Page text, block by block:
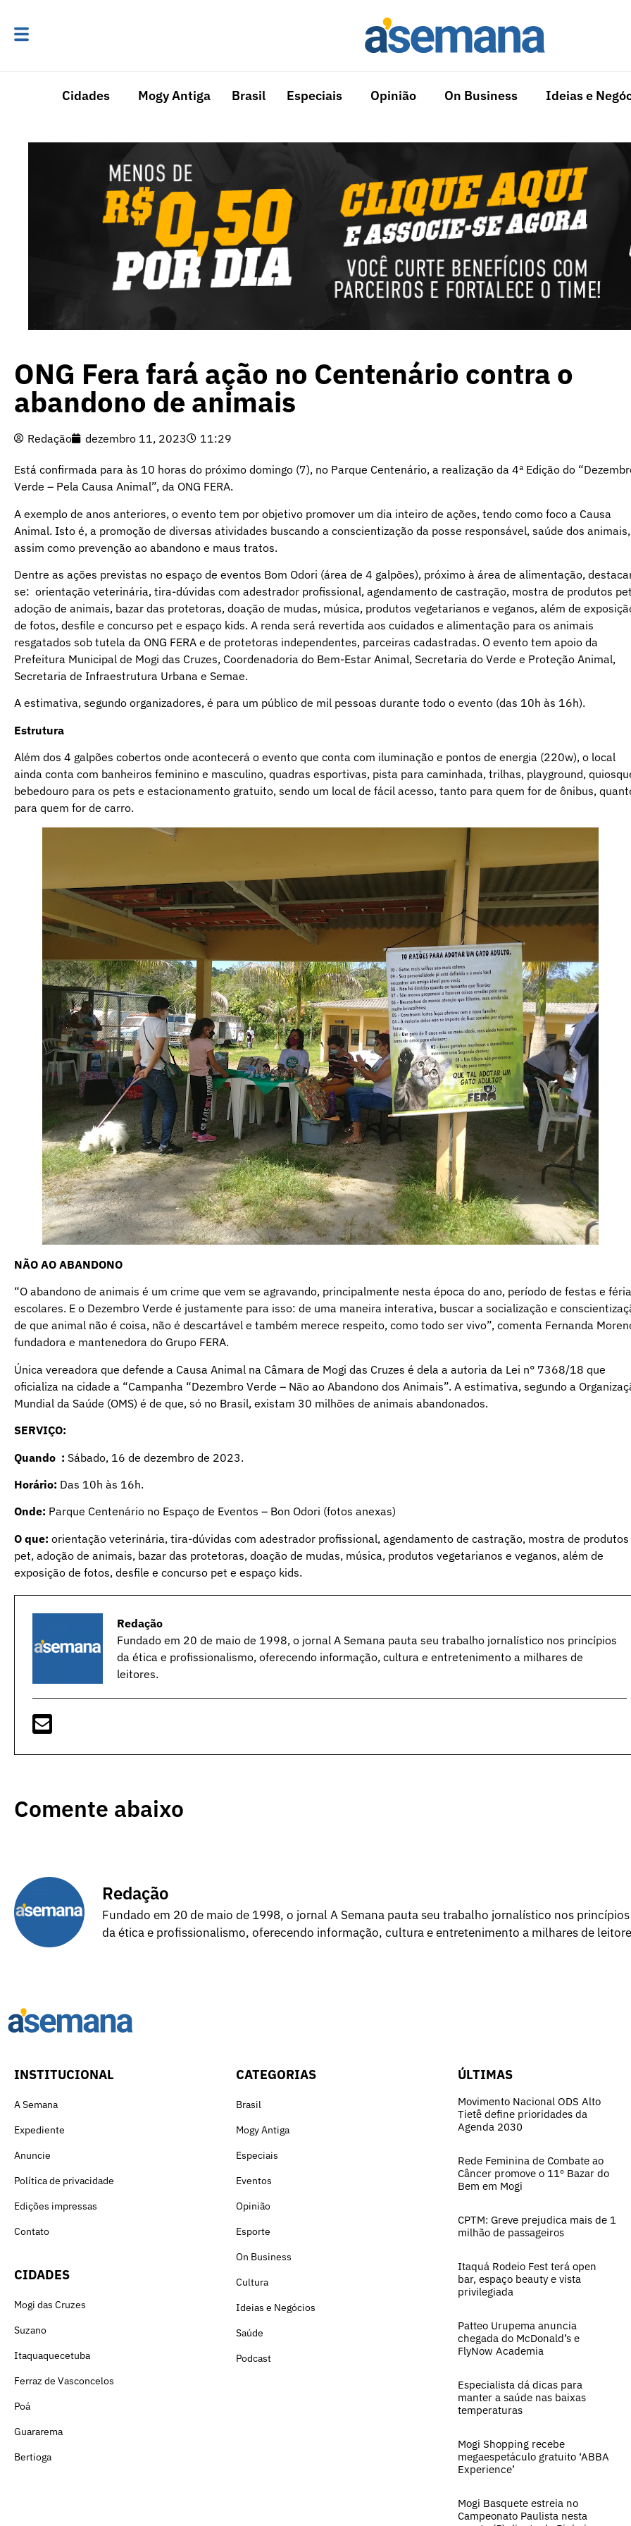
Cidades Mogy Antiga Brasil Especiais Opinião On Business Ideias e
ONG Fera fará ação no Centenário contra o
abandono de animais
Redação dezembro 11, 2023 11:29
Está confirmada para às 10 horas do próximo domingo (7), no Parque Centenário, a realização da 4ª Edição do
Verde – Pela Causa Animal”, da ONG FERA.
A exemplo de anos anteriores, o evento tem por objetivo promover um dia inteiro de ações, tendo como foco a Causa
Animal. Isto é, a promoção de diversas atividades buscando a conscientização da posse responsável, saúde dos animais,
assim como prevenção ao abandono e maus tratos.
Dentre as ações previstas no espaço de eventos Bom Odori (área de 4 galpões), próximo à área de alimentação,
se: orientação veterinária, tira-dúvidas com adestrador profissional, agendamento de castração, mostra de produtos
adoção de animais, bazar das protetoras, doação de mudas, música, produtos vegetarianos e veganos, além de
de fotos, desfile e concurso pet e espaço kids. A renda será revertida aos cuidados e alimentação para os animais
resgatados sob tutela da ONG FERA e de protetoras independentes, parceiras cadastradas. O evento tem apoio da
Prefeitura Municipal de Mogi das Cruzes, Coordenadoria do Bem-Estar Animal, Secretaria do Verde e Proteção Animal,
Secretaria de Infraestrutura Urbana e Semae.
A estimativa, segundo organizadores, é para um público de mil pessoas durante todo o evento (das 10h às 16h).
Estrutura
Além dos 4 galpões cobertos onde acontecerá o evento que conta com iluminação e pontos de energia (220w), o local
ainda conta com banheiros feminino e masculino, quadras esportivas, pista para caminhada, trilhas, playground,
bebedouro para os pets e estacionamento gratuito, sendo um local de fácil acesso, tanto para quem for de ônibus,
para quem for de carro.
NÃO AO ABANDONO
“O abandono de animais é um crime que vem se agravando, principalmente nesta época do ano, período de festas e
escolares. E o Dezembro Verde é justamente para isso: de uma maneira interativa, buscar a socialização e
de que animal não é coisa, não é descartável e também merece respeito, como todo ser vivo”, comenta Fernanda
fundadora e mantenedora do Grupo FERA.
Única vereadora que defende a Causa Animal na Câmara de Mogi das Cruzes é dela a autoria da Lei n° 7368/18 que
oficializa na cidade a “Campanha “Dezembro Verde – Não ao Abandono dos Animais”. A estimativa, segundo a
Mundial da Saúde (OMS) é de que, só no Brasil, existam 30 milhões de animais abandonados.
SERVIÇO:
Quando : Sábado, 16 de dezembro de 2023.
Horário: Das 10h às 16h.
Onde: Parque Centenário no Espaço de Eventos – Bon Odori (fotos anexas)
O que: orientação veterinária, tira-dúvidas com adestrador profissional, agendamento de castração, mostra de produtos
pet, adoção de animais, bazar das protetoras, doação de mudas, música, produtos vegetarianos e veganos, além de
exposição de fotos, desfile e concurso pet e espaço kids.
Redação
Fundado em 20 de maio de 1998, o jornal A Semana pauta seu trabalho jornalístico nos princípios
da ética e profissionalismo, oferecendo informação, cultura e entretenimento a milhares de
leitores.
Comente abaixo
Redação
Fundado em 20 de maio de 1998, o jornal A Semana pauta seu trabalho jornalístico nos princípios
da ética e profissionalismo, oferecendo informação, cultura e entretenimento a milhares de
INSTITUCIONAL
A Semana
Expediente
Anuncie
Política de privacidade
Edições impressas
Contato
CIDADES
Mogi das Cruzes
Suzano
Itaquaquecetuba
Ferraz de Vasconcelos
Poá
Guararema
Bertioga
CATEGORIAS
Brasil
Mogy Antiga
Especiais
Eventos
Opinião
Esporte
On Business
Cultura
Ideias e Negócios
Saúde
Podcast
ÚLTIMAS
Movimento Nacional ODS Alto
Tietê define prioridades da
Agenda 2030
Rede Feminina de Combate ao
Câncer promove o 11º Bazar do
Bem em Mogi
CPTM: Greve prejudica mais de 1
milhão de passageiros
Itaquá Rodeio Fest terá open
bar, espaço beauty e vista
privilegiada
Patteo Urupema anuncia
chegada do McDonald’s e
FlyNow Academia
Especialista dá dicas para
manter a saúde nas baixas
temperaturas
Mogi Shopping recebe
megaespetáculo gratuito ‘ABBA
Experience’
Mogi Basquete estreia no
Campeonato Paulista nesta